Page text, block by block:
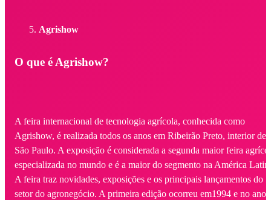
Agrishow
O que é Agrishow?
A feira internacional de tecnologia agrícola, conhecida como
Agrishow, é realizada todos os anos em Ribeirão Preto, interior de
São Paulo. A exposição é considerada a segunda maior feira
especializada no mundo e é a maior do segmento na América
A feira traz novidades, exposições e os principais lançamentos do
setor do agronegócio. A primeira edição ocorreu em1994 e no ano